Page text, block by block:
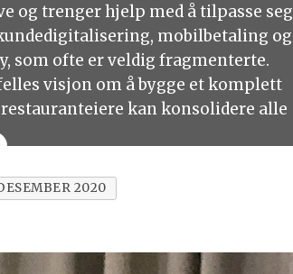
og trenger hjelp med å tilpasse seg
mobilbetaling og
som ofte er veldig fragmenterte.
visjon om å bygge et komplett
kan konsolidere alle
2020